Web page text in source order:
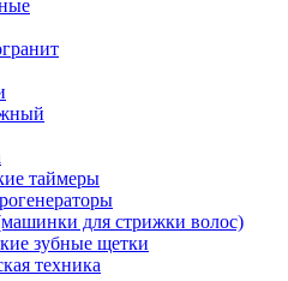
таймеры
для стрижки волос)
зубные щетки
техника